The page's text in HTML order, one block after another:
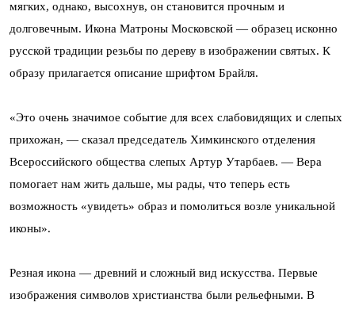
мягких, однако, высохнув, он становится прочным и
долговечным. Икона Матроны Московской — образец исконно
русской традиции резьбы по дереву в изображении святых. К
образу прилагается описание шрифтом Брайля.
«Это очень значимое событие для всех слабовидящих и слепых
прихожан, — сказал председатель Химкинского отделения
Всероссийского общества слепых Артур Утарбаев. — Вера
помогает нам жить дальше, мы рады, что теперь есть
возможность «увидеть» образ и помолиться возле уникальной
иконы».
Резная икона — древний и сложный вид искусства. Первые
изображения символов христианства были рельефными. В